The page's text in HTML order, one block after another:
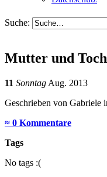
Suche:
Mutter und
11 Sonntag Aug. 2013
Geschrieben von Gabriele
≈ 0 Kommentare
Tags
No tags :(